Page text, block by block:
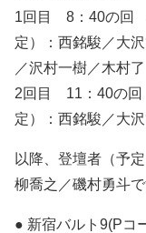
1回目 8：40の回
定）：西銘駿／大
／沢村一樹／木村了
2回目 11：40の
定）：西銘駿／大
以降、登壇者（予
柳喬之／磯村勇斗で
● 新宿バルト9(P